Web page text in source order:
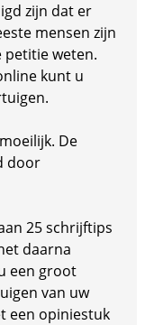
zijn dat er
mensen zijn
petitie weten.
kunt u
De
door
25 schrijftips
daarna
een groot
van uw
een opiniestuk